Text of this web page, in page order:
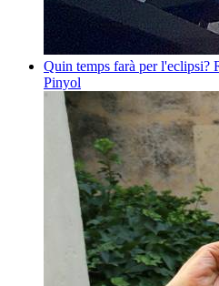
Quin temps farà per l'eclipsi?
Pinyol